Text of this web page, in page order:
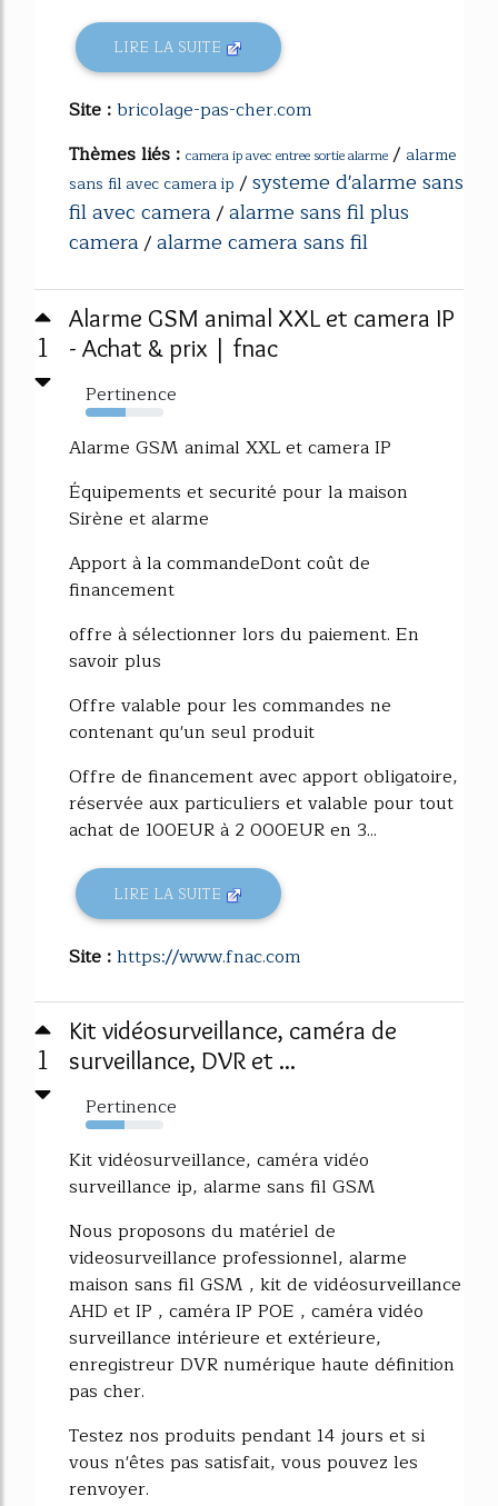
LIRE LA SUITE
Site :bricolage-pas-cher.com
Thèmes liés : camera ip avec entree sortie alarme / alarme
sans fil avec camera ip /systeme d'alarme sans
fil avec camera/alarme sans fil plus
camera/alarme camera sans fil
1
Alarme GSM animal XXL et camera IP
- Achat & prix | fnac
Pertinence
51%
Alarme GSM animal XXL et camera IP
Équipements et securité pour la maison
Sirène et alarme
Apport à la commandeDont coût de
financement
offre à sélectionner lors du paiement. En
savoir plus
Offre valable pour les commandes ne
contenant qu'un seul produit
Offre de financement avec apport obligatoire,
réservée aux particuliers et valable pour tout
achat de 100EUR à 2 000EUR en 3...
LIRE LA SUITE
Site :https://www.fnac.com
1
Kit vidéosurveillance, caméra de
surveillance, DVR et ...
Pertinence
50%
Kit vidéosurveillance, caméra vidéo
surveillance ip, alarme sans fil GSM
Nous proposons du matériel de
videosurveillance professionnel, alarme
maison sans fil GSM , kit de vidéosurveillance
AHD et IP , caméra IP POE , caméra vidéo
surveillance intérieure et extérieure,
enregistreur DVR numérique haute définition
pas cher.
Testez nos produits pendant 14 jours et si
vous n'êtes pas satisfait, vous pouvez les
renvoyer.